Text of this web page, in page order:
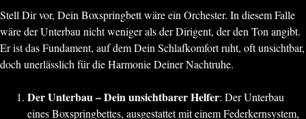
Stell Dir vor, Dein Boxspringbett wäre ein Orchester. In diesem Falle
wäre der Unterbau nicht weniger als der Dirigent, der den Ton angibt.
Er ist das Fundament, auf dem Dein Schlafkomfort ruht, oft unsichtbar,
doch unerlässlich für die Harmonie Deiner Nachtruhe.
Der Unterbau – Dein unsichtbarer Helfer: Der Unterbau
eines Boxspringbettes, ausgestattet mit einem Federkernsystem,